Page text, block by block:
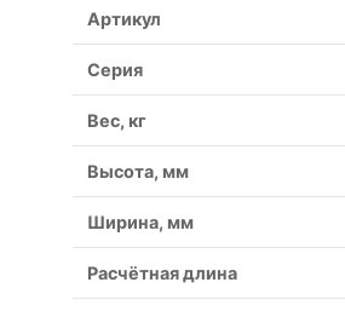
Артикул
Серия
Вес, кг
Высота, мм
Ширина, мм
Расчётная длина